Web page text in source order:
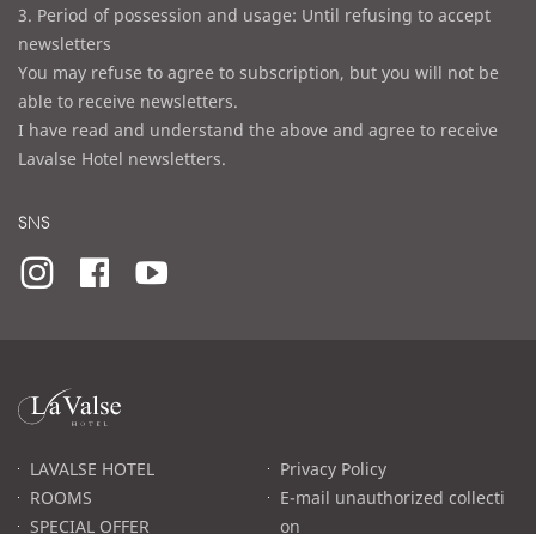
3. Period of possession and usage: Until refusing to accept
newsletters
You may refuse to agree to subscription, but you will not be
able to receive newsletters.
I have read and understand the above and agree to receive
Lavalse Hotel newsletters.
SNS
라
발
고LAVALSE HOTEL
ROOMS
SPECIAL OFFER
Privacy Policy
E-mail unauthorized collecti
on